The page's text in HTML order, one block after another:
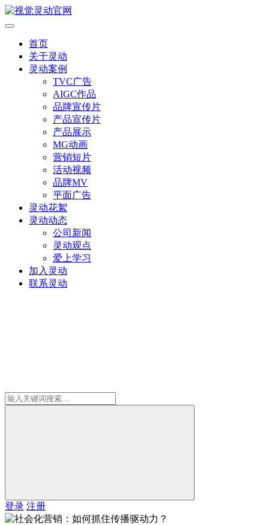
首页
关于灵动
灵动案例
TVC广告
AIGC作品
品牌宣传片
产品宣传片
产品展示
MG动画
营销短片
活动视频
品牌MV
平面广告
灵动花絮
灵动动态
公司新闻
灵动观点
爱上学习
加入灵动
联系灵动
登录 注册